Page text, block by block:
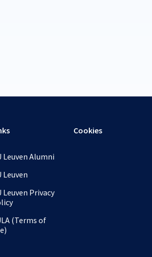
Leuven Alumni
Leuven
Leuven Privacy
(Terms of
Cookies